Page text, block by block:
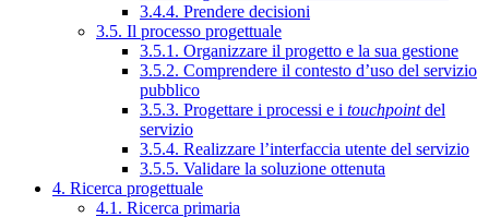
3.4.4. Prendere decisioni
3.5. Il processo progettuale
3.5.1. Organizzare il progetto e la sua gestione
3.5.2. Comprendere il contesto d’uso del servizio
pubblico
3.5.3. Progettare i processi e i touchpointdel
servizio
3.5.4. Realizzare l’interfaccia utente del servizio
3.5.5. Validare la soluzione ottenuta
4. Ricerca progettuale
4.1. Ricerca primaria